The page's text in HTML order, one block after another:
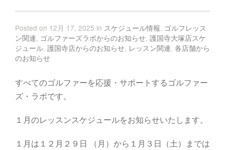
Posted on 12月 17, 2025 in スケジュール情報, ゴルフレッス
ン関連, ゴルファーズラボからのお知らせ, 護国寺大塚店スケ
ジュール, 護国寺店からのお知らせ, レッスン関連, 各店舗から
のお知らせ
すべてのゴルファーを応援・サポートするゴルファー
ズ・ラボです。
１月のレッスンスケジュールをお知らせいたします。
１月は１２月２９日 （月）から１月３日（土）までは